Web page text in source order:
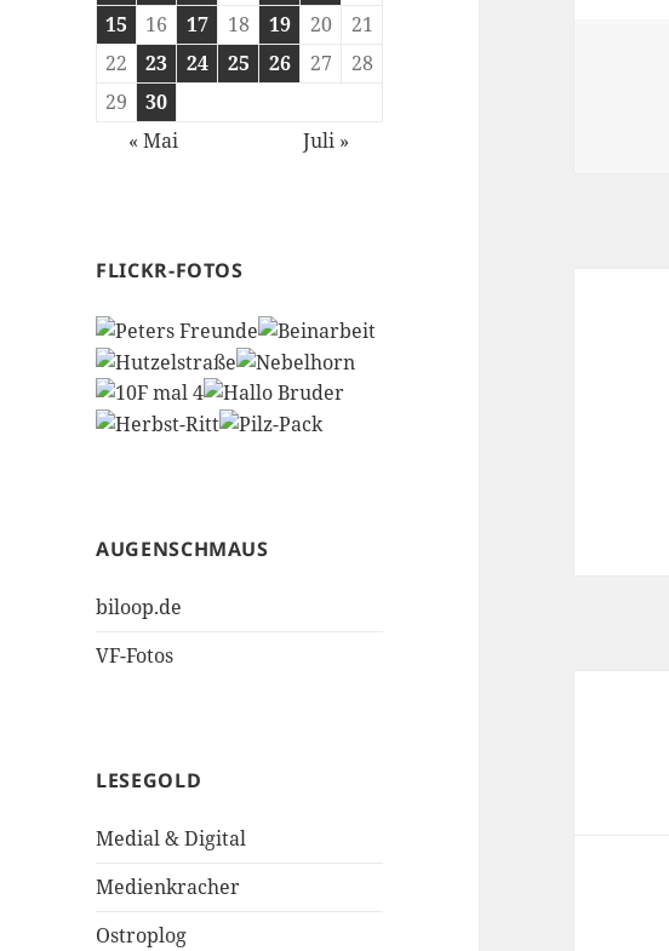
15
16 17 18 19 20
21
22
23 24 25 26 27
28
29
30
« Mai
Juli »
FLICKR-FOTOS
AUGENSCHMAUS
biloop.de
VF-Fotos
LESEGOLD
Medial & Digital
Medienkracher
Ostroplog